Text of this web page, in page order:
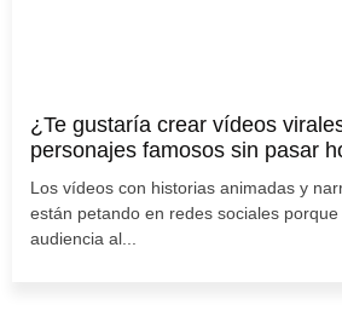
¿Te gustaría crear vídeos
personajes famosos sin pasar
Los vídeos con historias animadas y
están petando en redes sociales
audiencia al...